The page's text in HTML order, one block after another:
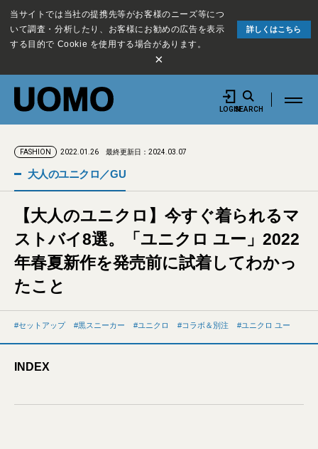
当サイトでは当社の提携先等がお客様のニーズ等につ
いて調査・分析したり、お客様にお勧めの広告を表示
する目的で Cookie を使用する場合があります。
詳しくはこちら
×
LOGINSEARCH
FASHION 2022.01.26 最終更新日：2024.03.07
大人のユニクロ／GU
【大人のユニクロ】今すぐ着られるマ
ストバイ8選。「ユニクロ ユー」2022
年春夏新作を発売前に試着してわかっ
たこと
セットアップ 黒スニーカー ユニクロ コラボ＆別注 ユニクロ ユー
INDEX